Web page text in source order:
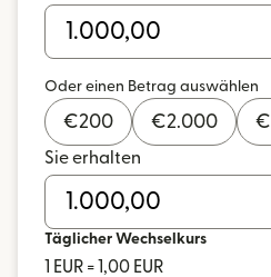
Oder einen Betrag auswählen
€200 €2.000 €
Sie erhalten
Täglicher Wechselkurs
1 EUR = 1,00 EUR